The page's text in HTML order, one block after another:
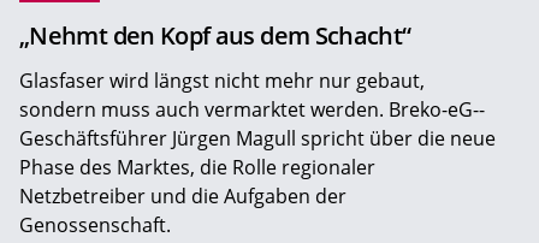
„Nehmt den Kopf aus dem Schacht“
Glasfaser wird längst nicht mehr nur gebaut,
sondern muss auch vermarktet werden. Breko-eG-­
Geschäftsführer Jürgen Magull spricht über die neue
Phase des Marktes, die Rolle regionaler
Netzbetreiber und die Aufgaben der
Genossenschaft.